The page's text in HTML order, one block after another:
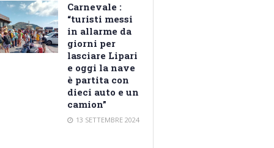
Carnevale :
“turisti messi
in allarme da
giorni per
lasciare Lipari
e oggi la nave
è partita con
dieci auto e un
camion”
13 SETTEMBRE 2024